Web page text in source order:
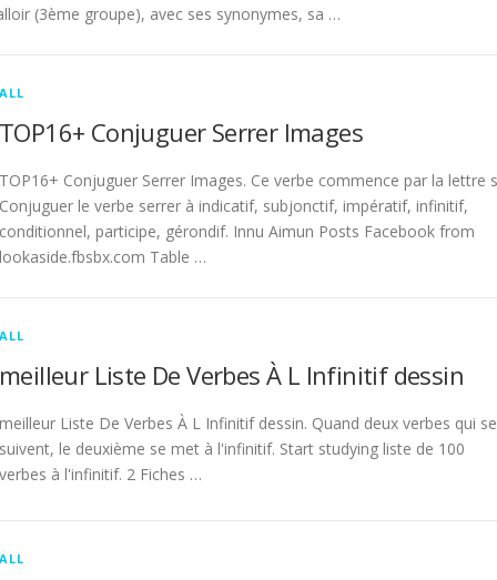
(3ème groupe), avec ses synonymes, sa …
ALL
TOP16+ Conjuguer Serrer Images
TOP16+ Conjuguer Serrer Images. Ce verbe commence par la lettre
Conjuguer le verbe serrer à indicatif, subjonctif, impératif, infinitif,
conditionnel, participe, gérondif. Innu Aimun Posts Facebook from
lookaside.fbsbx.com Table …
ALL
meilleur Liste De Verbes À L Infinitif dessin
meilleur Liste De Verbes À L Infinitif dessin. Quand deux verbes qui se
suivent, le deuxième se met à l'infinitif. Start studying liste de 100
verbes à l'infinitif. 2 Fiches …
ALL